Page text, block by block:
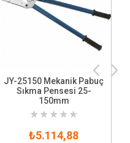
JY-25150 Mekanik Pabuç
Sıkma Pensesi 25-
150mm
★ ★ ★ ★ ★
₺5.114,88